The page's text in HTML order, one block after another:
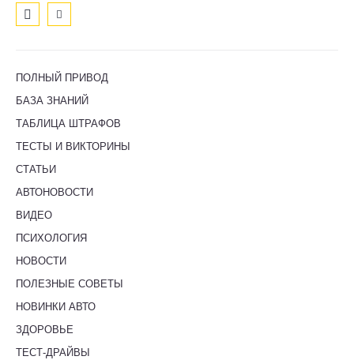
ПОЛНЫЙ ПРИВОД
БАЗА ЗНАНИЙ
ТАБЛИЦА ШТРАФОВ
ТЕСТЫ И ВИКТОРИНЫ
СТАТЬИ
АВТОНОВОСТИ
ВИДЕО
ПСИХОЛОГИЯ
НОВОСТИ
ПОЛЕЗНЫЕ СОВЕТЫ
НОВИНКИ АВТО
ЗДОРОВЬЕ
ТЕСТ-ДРАЙВЫ